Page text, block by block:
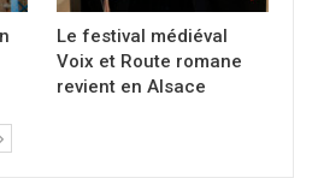
Le festival médiéval
Voix et Route romane
revient en Alsace